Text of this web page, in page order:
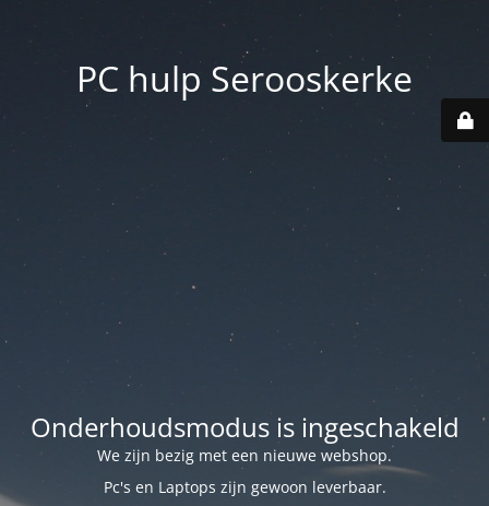
PC hulp Serooskerke
Onderhoudsmodus is ingeschakeld
We zijn bezig met een nieuwe webshop.
Pc's en Laptops zijn gewoon leverbaar.